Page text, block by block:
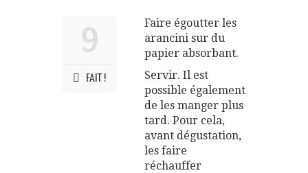
9
FAIT !
Faire égoutter les
arancini sur du
papier absorbant.
Servir. Il est
possible également
de les manger plus
tard. Pour cela,
avant dégustation,
les faire
réchauffer